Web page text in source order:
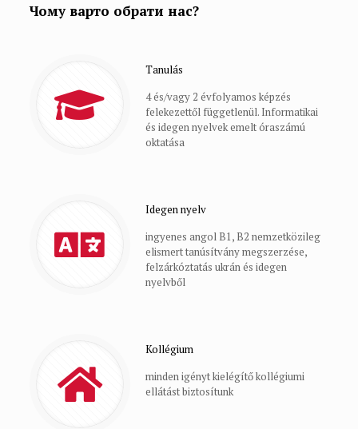
Чому варто обрати нас?
Tanulás
4 és/vagy 2 évfolyamos képzés
felekezettől függetlenül. Informatikai
és idegen nyelvek emelt óraszámú
oktatása
Idegen nyelv
ingyenes angol B1, B2 nemzetközileg
elismert tanúsítvány megszerzése,
felzárkóztatás ukrán és idegen
nyelvből
Kollégium
minden igényt kielégítő kollégiumi
ellátást biztosítunk